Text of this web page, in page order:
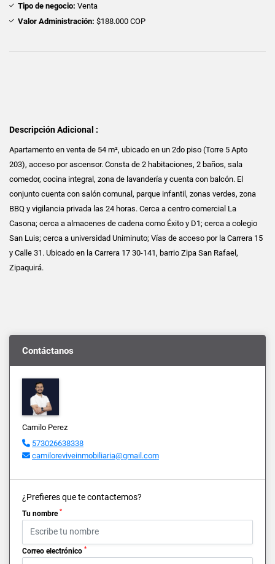
Tipo de negocio: Venta
Valor Administración: $188.000 COP
Descripción Adicional :
Apartamento en venta de 54 m², ubicado en un 2do piso (Torre 5 Apto
203), acceso por ascensor. Consta de 2 habitaciones, 2 baños, sala
comedor, cocina integral, zona de lavandería y cuenta con balcón. El
conjunto cuenta con salón comunal, parque infantil, zonas verdes, zona
BBQ y vigilancia privada las 24 horas. Cerca a centro comercial La
Casona; cerca a almacenes de cadena como Éxito y D1; cerca a colegio
San Luis; cerca a universidad Uniminuto; Vías de acceso por la Carrera 15
y Calle 31. Ubicado en la Carrera 17 30-141, barrio Zipa San Rafael,
Zipaquirá.
Contáctanos
Camilo Perez
573026638338
camiloreviveinmobiliaria@gmail.com
¿Prefieres que te contactemos?
Tu nombre *
Correo electrónico *